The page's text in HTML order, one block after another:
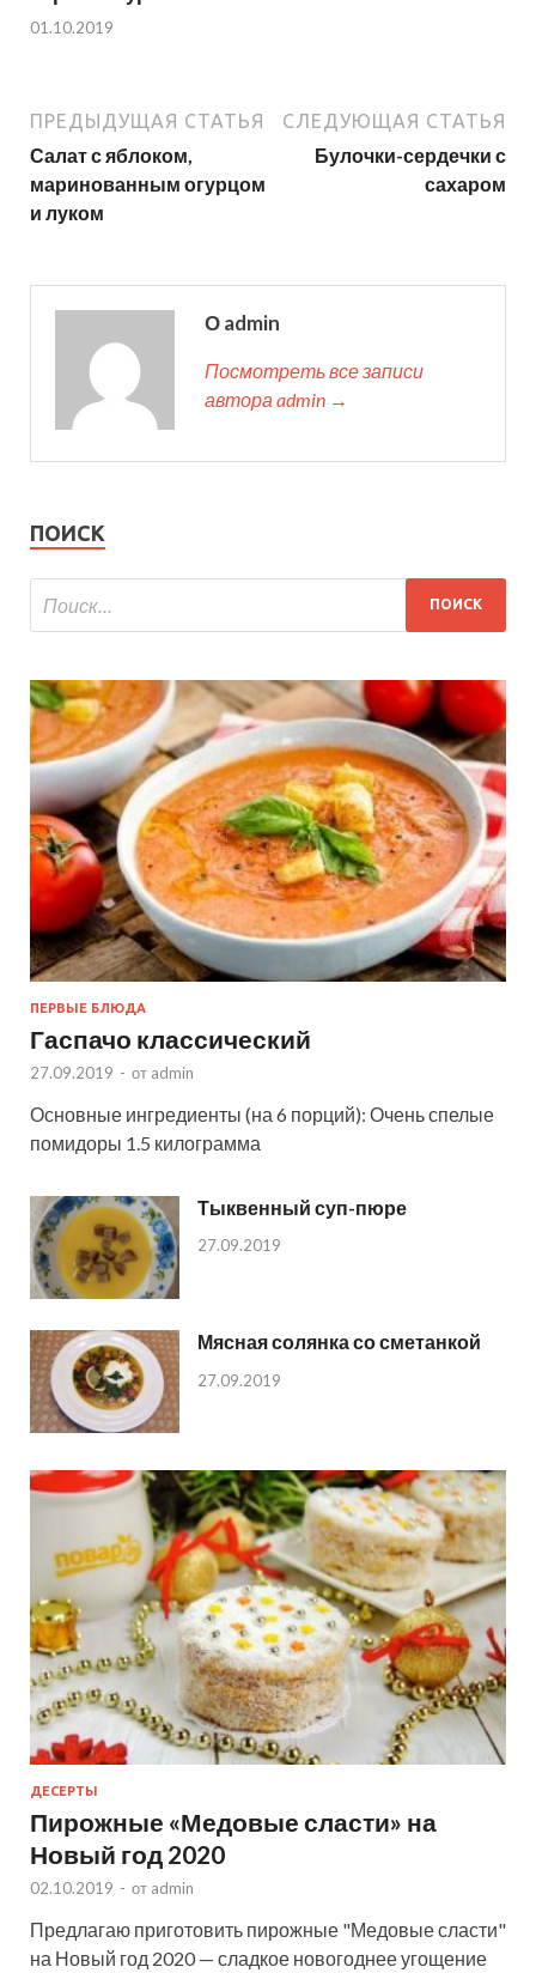
01.10.2019
ПРЕДЫДУЩАЯ СТАТЬЯ
Салат с яблоком,
маринованным огурцом
и луком
СЛЕДУЮЩАЯ СТАТЬЯ
Булочки-сердечки с
сахаром
О admin
Посмотреть все записи
автора admin →
ПОИСК
ПЕРВЫЕ БЛЮДА
Гаспачо классический
27.09.2019 - от admin
Основные ингредиенты (на 6 порций): Очень спелые
помидоры 1.5 килограмма
Тыквенный суп-пюре
27.09.2019
Мясная солянка со сметанкой
27.09.2019
ДЕСЕРТЫ
Пирожные «Медовые сласти» на
Новый год 2020
02.10.2019 - от admin
Предлагаю приготовить пирожные "Медовые сласти"
на Новый год 2020 — сладкое новогоднее угощение